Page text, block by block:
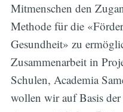
Mitmenschen den
Methode für die
Gesundheit» zu
Zusammenarbeit in
Schulen, Academia
wollen wir auf Basis